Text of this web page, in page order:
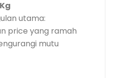
utama:
price yang ramah
mutu